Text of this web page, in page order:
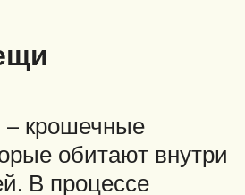
крошечные
обитают внутри
В процессе